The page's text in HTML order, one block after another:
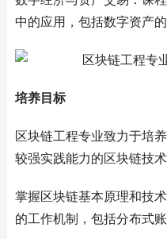
中的应用，包括数字资产
培养目标
区块链工程专业致力于培
较强实践能力的区块链技
掌握区块链基本原理和技
的工作机制，包括分布式